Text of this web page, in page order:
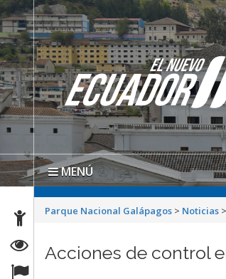
MENÚ
Parque Nacional Galápagos > Noticias >
Acciones de control